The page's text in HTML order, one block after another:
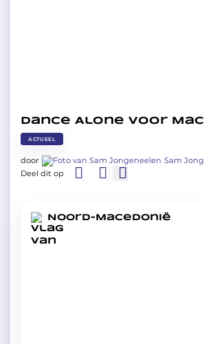
Dance Alone voor
ACTUEEL
door
Sam
Deel dit op
Noord-Macedonië